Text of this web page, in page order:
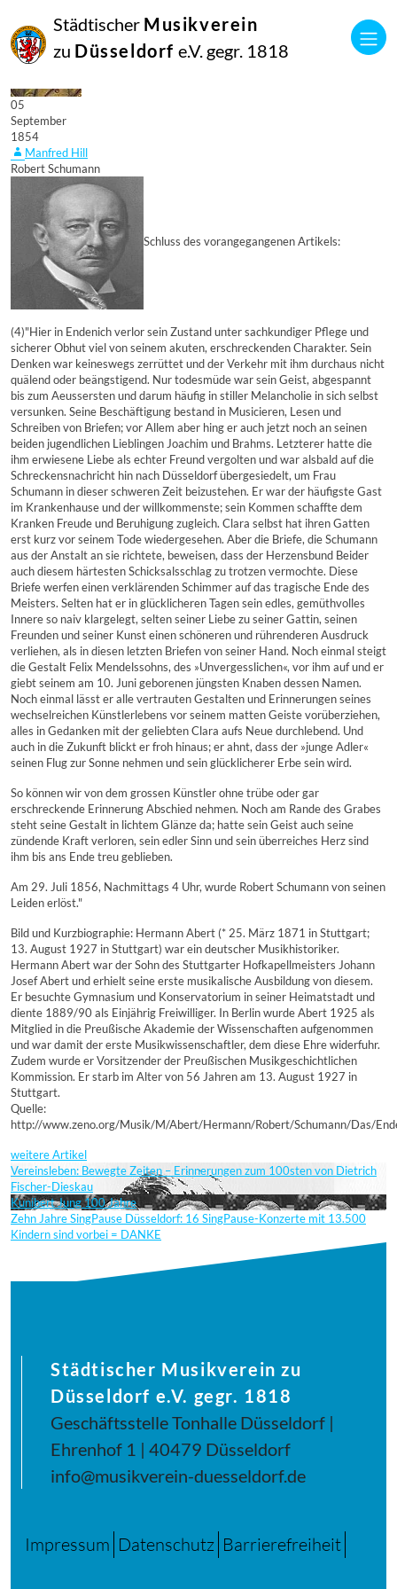
Städtischer Musikverein
zu Düsseldorf e.V. gegr. 1818
05
September
1854
Manfred Hill
Robert Schumann
Schluss des vorangegangenen Artikels:
(4)"Hier in Endenich verlor sein Zustand unter sachkundiger Pflege und
sicherer Obhut viel von seinem akuten, erschreckenden Charakter. Sein
Denken war keineswegs zerrüttet und der Verkehr mit ihm durchaus nicht
quälend oder beängstigend. Nur todesmüde war sein Geist, abgespannt
bis zum Aeussersten und darum häufig in stiller Melancholie in sich selbst
versunken. Seine Beschäftigung bestand in Musicieren, Lesen und
Schreiben von Briefen; vor Allem aber hing er auch jetzt noch an seinen
beiden jugendlichen Lieblingen Joachim und Brahms. Letzterer hatte die
ihm erwiesene Liebe als echter Freund vergolten und war alsbald auf die
Schreckensnachricht hin nach Düsseldorf übergesiedelt, um Frau
Schumann in dieser schweren Zeit beizustehen. Er war der häufigste Gast
im Krankenhause und der willkommenste; sein Kommen schaffte dem
Kranken Freude und Beruhigung zugleich. Clara selbst hat ihren Gatten
erst kurz vor seinem Tode wiedergesehen. Aber die Briefe, die Schumann
aus der Anstalt an sie richtete, beweisen, dass der Herzensbund Beider
auch diesem härtesten Schicksalsschlag zu trotzen vermochte. Diese
Briefe werfen einen verklärenden Schimmer auf das tragische Ende des
Meisters. Selten hat er in glücklicheren Tagen sein edles, gemüthvolles
Innere so naiv klargelegt, selten seiner Liebe zu seiner Gattin, seinen
Freunden und seiner Kunst einen schöneren und rührenderen Ausdruck
verliehen, als in diesen letzten Briefen von seiner Hand. Noch einmal steigt
die Gestalt Felix Mendelssohns, des »Unvergesslichen«, vor ihm auf und er
giebt seinem am 10. Juni geborenen jüngsten Knaben dessen Namen.
Noch einmal lässt er alle vertrauten Gestalten und Erinnerungen seines
wechselreichen Künstlerlebens vor seinem matten Geiste vorüberziehen,
alles in Gedanken mit der geliebten Clara aufs Neue durchlebend. Und
auch in die Zukunft blickt er froh hinaus; er ahnt, dass der »junge Adler«
seinen Flug zur Sonne nehmen und sein glücklicherer Erbe sein wird.
So können wir von dem grossen Künstler ohne trübe oder gar
erschreckende Erinnerung Abschied nehmen. Noch am Rande des Grabes
steht seine Gestalt in lichtem Glänze da; hatte sein Geist auch seine
zündende Kraft verloren, sein edler Sinn und sein überreiches Herz sind
ihm bis ans Ende treu geblieben.
Am 29. Juli 1856, Nachmittags 4 Uhr, wurde Robert Schumann von seinen
Leiden erlöst."
Bild und Kurzbiographie: Hermann Abert (* 25. März 1871 in Stuttgart; 
13. August 1927 in Stuttgart) war ein deutscher Musikhistoriker.
Hermann Abert war der Sohn des Stuttgarter Hofkapellmeisters Johann
Josef Abert und erhielt seine erste musikalische Ausbildung von diesem.
Er besuchte Gymnasium und Konservatorium in seiner Heimatstadt und
diente 1889/90 als Einjährig Freiwilliger. In Berlin wurde Abert 1925 als
Mitglied in die Preußische Akademie der Wissenschaften aufgenommen
und war damit der erste Musikwissenschaftler, dem diese Ehre widerfuhr.
Zudem wurde er Vorsitzender der Preußischen Musikgeschichtlichen
Kommission. Er starb im Alter von 56 Jahren am 13. August 1927 in
Stuttgart.
Quelle:
http://www.zeno.org/Musik/M/Abert/Hermann/Robert/Schumann/Das/
weitere Artikel
Vereinsleben: Bewegte Zeiten – Erinnerungen zum 100sten von Dietrich
Fischer-Dieskau
Kunibert Jung 100 Jahre
Zehn Jahre SingPause Düsseldorf: 16 SingPause-Konzerte mit 13.500
Kindern sind vorbei = DANKE
Städtischer Musikverein zu
Düsseldorf e.V. gegr. 1818
Geschäftsstelle Tonhalle Düsseldorf |
Ehrenhof 1 | 40479 Düsseldorf
info@musikverein-duesseldorf.de
Impressum Datenschutz Barrierefreiheit